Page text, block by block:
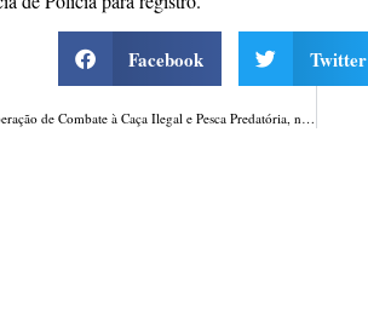
Facebook Twitter
Brigada Militar realiza Operação de Combate à Caça Ilegal e Pesca Predatória, na Barragem de Ernestina